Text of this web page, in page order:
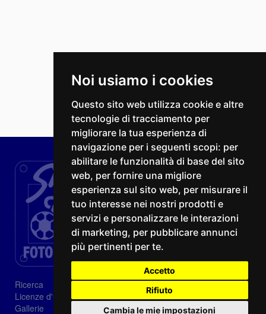
Noi usiamo i cookies
Questo sito web utilizza cookie e altre
tecnologie di tracciamento per
migliorare la tua esperienza di
navigazione per i seguenti scopi: per
abilitare le funzionalità di base del sito
web, per fornire una migliore
esperienza sul sito web, per misurare il
tuo interesse nei nostri prodotti e
servizi e personalizzare le interazioni
di marketing, per pubblicare annunci
più pertinenti per te.
Accetto
Rifiuto
Cambia le mie impostazioni
Ricerca
Licenze d'utilizzo
Gallerie